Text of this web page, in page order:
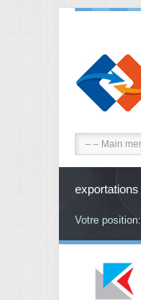
exportations
Votre position: